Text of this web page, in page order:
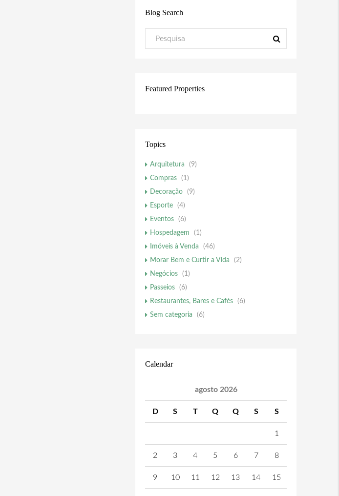
Blog Search
Featured Properties
Topics
Arquitetura
(9)
Compras
(1)
Decoração
(9)
Esporte
(4)
Eventos
(6)
Hospedagem
(1)
Imóveis à Venda
(46)
Morar Bem e Curtir a Vida
(2)
Negócios
(1)
Passeios
(6)
Restaurantes, Bares e Cafés
(6)
Sem categoria
(6)
Calendar
agosto 2026
D S T Q Q S S
1
2 3 4 5 6 7 8
9 10 11 12 13 14 15